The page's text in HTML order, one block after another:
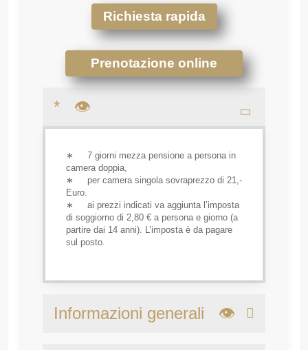
Richiesta rapida
Prenotazione online
* 👁
∗ 7 giorni mezza pensione a persona in
camera doppia,
∗ per camera singola sovraprezzo di 21,-
Euro.
∗ ai prezzi indicati va aggiunta l’imposta
di soggiorno di 2,80 € a persona e giorno (a
partire dai 14 anni). L’imposta è da pagare
sul posto.
Informazioni generali 👁